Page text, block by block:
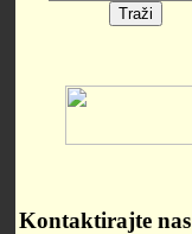
Kontaktirajte nas